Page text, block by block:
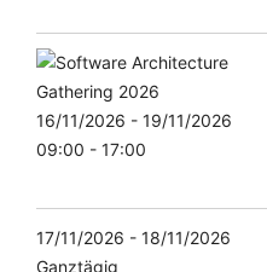
16/11/2026 - 19/11/2026
09:00 - 17:00
17/11/2026 - 18/11/2026
Ganztägig